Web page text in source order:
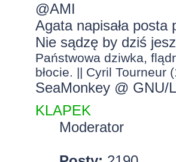
@AMI
Agata napisała posta
Nie sądzę by dziś
Państwowa dziwka,
błocie. || Cyril Tourneur
SeaMonkey @ GNU/
KLAPEK
Moderator